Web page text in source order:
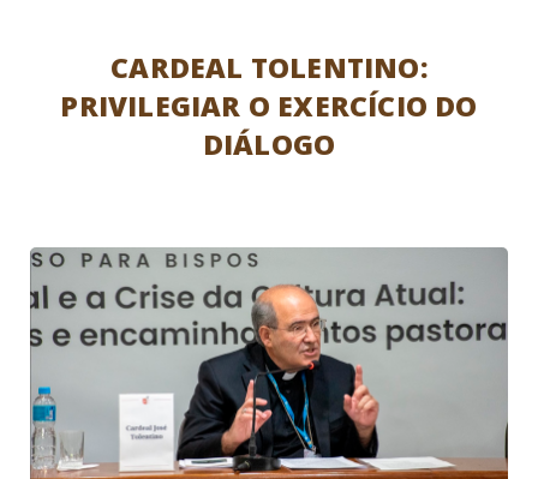
CARDEAL TOLENTINO:
PRIVILEGIAR O EXERCÍCIO DO
DIÁLOGO